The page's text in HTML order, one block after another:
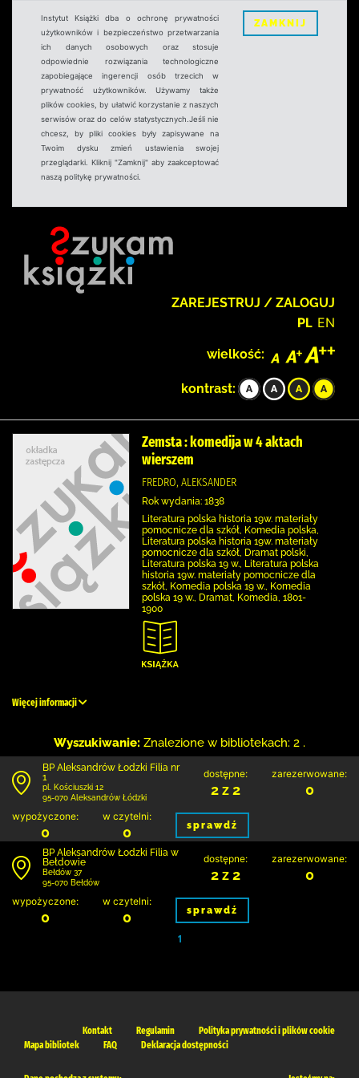
Instytut Książki dba o ochronę prywatności
użytkowników i bezpieczeństwo przetwarzania
ich danych osobowych oraz stosuje
odpowiednie rozwiązania technologiczne
zapobiegające ingerencji osób trzecich w
prywatność użytkowników. Używamy także
plików cookies, by ułatwić korzystanie z naszych
serwisów oraz do celów statystycznych.Jeśli nie
chcesz, by pliki cookies były zapisywane na
Twoim dysku zmień ustawienia swojej
przeglądarki. Kliknij "Zamknij" aby zaakceptować
naszą politykę prywatności.
ZAMKNIJ
ZAREJESTRUJ / ZALOGUJ
PL EN
wielkość:
kontrast:
Zemsta : komedija w 4 aktach
wierszem
FREDRO, ALEKSANDER
Rok wydania: 1838
Literatura polska historia 19w. materiały
pomocnicze dla szkół, Komedia polska,
Literatura polska historia 19w. materiały
pomocnicze dla szkół, Dramat polski,
Literatura polska 19 w., Literatura polska
historia 19w. materiały pomocnicze dla
szkół, Komedia polska 19 w., Komedia
polska 19 w., Dramat, Komedia, 1801-
1900
Więcej informacji
Wyszukiwanie: Znalezione w bibliotekach: 2 .
BP Aleksandrów Łodzki Filia nr
1
pl. Kościuszki 12
95-070 Aleksandrów Łódzki
dostępne:
2 z 2
zarezerwowane:
0
wypożyczone:
0
w czytelni:
0 sprawdź
BP Aleksandrów Łodzki Filia w
Bełdowie
Bełdów 37
95-070 Bełdów
dostępne:
2 z 2
zarezerwowane:
0
wypożyczone:
0
w czytelni:
0 sprawdź
1
Kontakt Regulamin
Polityka prywatności i plików cookie
Mapa bibliotek
FAQ Deklaracja dostępności